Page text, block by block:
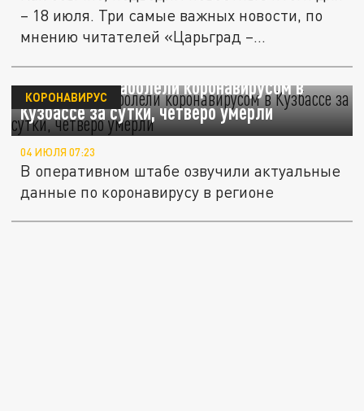
– 18 июля. Три самые важных новости, по
мнению читателей «Царьград –...
170 человек заболели коронавирусом в
Кузбассе за сутки, четверо умерли
КОРОНАВИРУС
04 ИЮЛЯ 07:23
В оперативном штабе озвучили актуальные
данные по коронавирусу в регионе